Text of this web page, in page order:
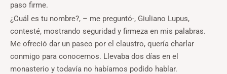
paso firme.
¿Cuál es tu nombre?, – me preguntó-, Giuliano Lupus,
contesté, mostrando seguridad y firmeza en mis palabras.
Me ofreció dar un paseo por el claustro, quería charlar
conmigo para conocernos. Llevaba dos días en el
monasterio y todavía no habíamos podido hablar.